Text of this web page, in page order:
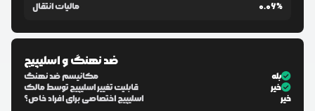
مالیات انتقال
0.06%
ضد نهنگ و اسلیپیج
مکانیسم ضد نهنگ
بله
قابلیت تغییر اسلیپیج توسط مالک
خیر
اسلیپیج اختصاصی برای افراد خاص؟
خیر